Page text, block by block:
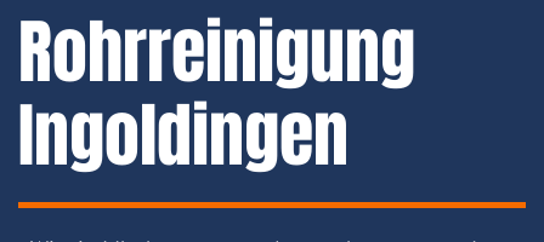
Rohrreinigung
Ingoldingen